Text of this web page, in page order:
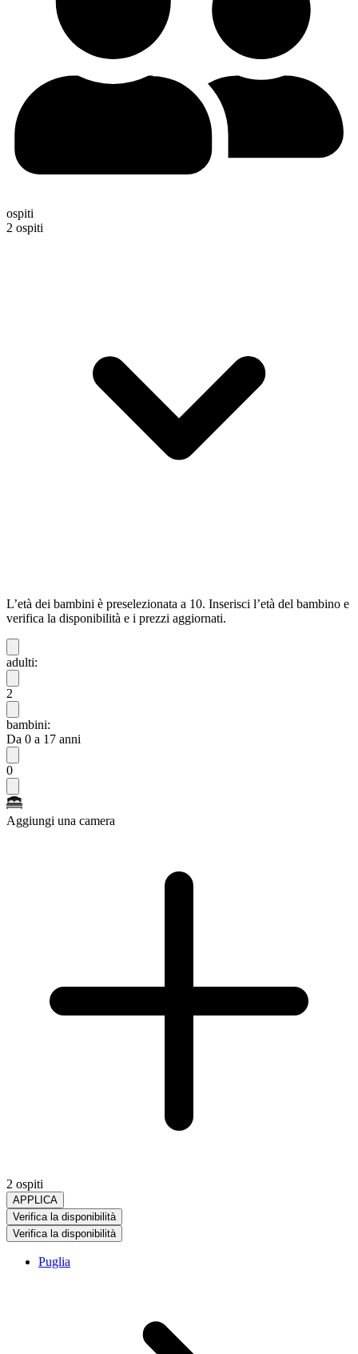
ospiti
2 ospiti
L’età dei bambini è preselezionata a 10. Inserisci l’età del bambino e
verifica la disponibilità e i prezzi aggiornati.
adulti:
2
bambini:
Da 0 a 17 anni
0
Aggiungi una camera
2 ospiti
APPLICA
Verifica la disponibilità
Verifica la disponibilità
Puglia